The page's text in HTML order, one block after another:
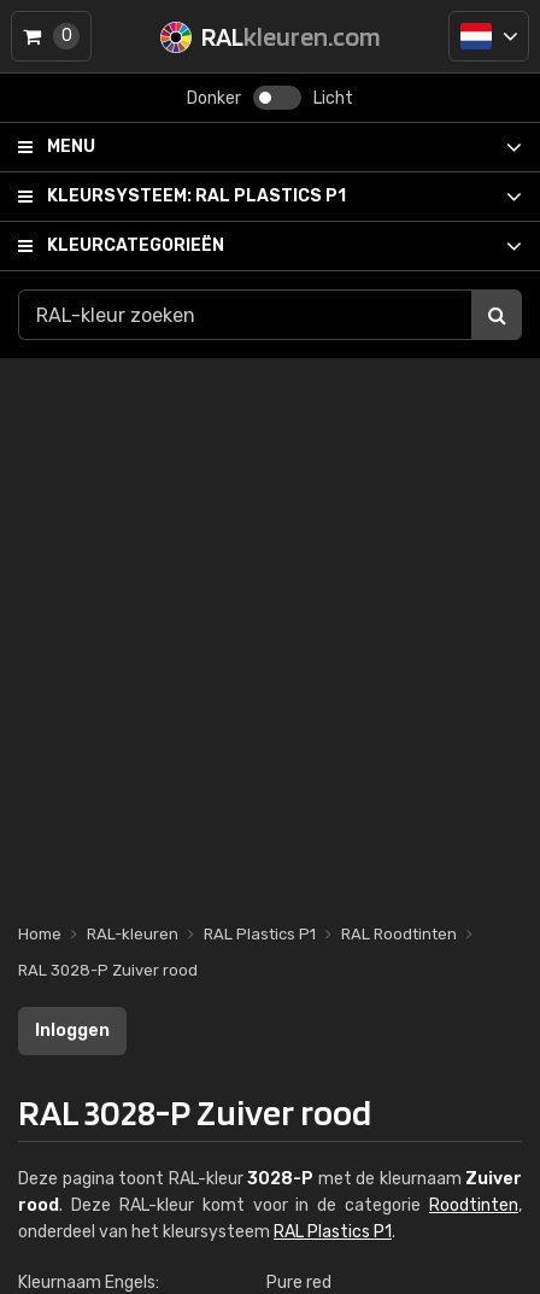
RALkleuren.com
Donker Licht
MENU
KLEURSYSTEEM: RAL PLASTICS P1
KLEURCATEGORIEËN
0
Home RAL-kleuren RAL Plastics P1
RAL Roodtinten
RAL 3028-P Zuiver rood
Inloggen
RAL 3028-P Zuiver rood
Deze pagina toont RAL-kleur3028-P met de kleurnaam Zuiver
rood. Deze RAL-kleur komt voor in de categorie Roodtinten,
onderdeel van het kleursysteem RAL Plastics P1.
Kleurnaam Engels:
Pure red